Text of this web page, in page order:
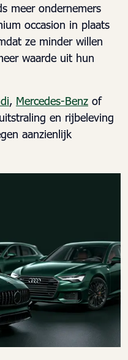
meer ondernemers
occasion in plaats
ze minder willen
waarde uit hun
, Mercedes-Benz of
en rijbeleving
aanzienlijk